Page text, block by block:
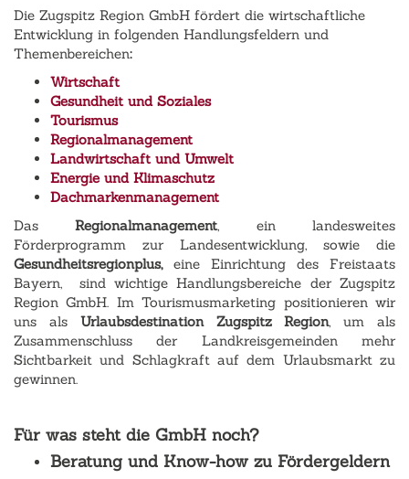
Die Zugspitz Region GmbH fördert die wirtschaftliche
Entwicklung in folgenden Handlungsfeldern und
Themenbereichen:
Wirtschaft
Gesundheit und Soziales
Tourismus
Regionalmanagement
Landwirtschaft und Umwelt
Energie und Klimaschutz
Dachmarkenmanagement
DasRegionalmanagement, ein landesweites
Förderprogramm zur Landesentwicklung, sowie die
Gesundheitsregionplus, eine Einrichtung des Freistaats
Bayern,
sind wichtige Handlungsbereiche der Zugspitz
Region GmbH. Im Tourismusmarketing positionieren wir
uns als Urlaubsdestination Zugspitz Region, um als
Zusammenschluss der Landkreisgemeinden mehr
Sichtbarkeit und Schlagkraft auf dem Urlaubsmarkt zu
gewinnen.
Für was steht die GmbH noch?
Beratung und Know-how zu Fördergeldern